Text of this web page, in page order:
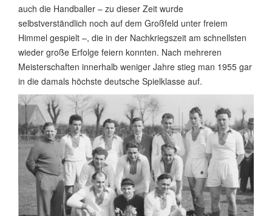
auch die Handballer – zu dieser Zeit wurde
selbstverständlich noch auf dem Großfeld unter freiem
Himmel gespielt –, die in der Nachkriegszeit am schnellsten
wieder große Erfolge feiern konnten. Nach mehreren
Meisterschaften innerhalb weniger Jahre stieg man 1955 gar
in die damals höchste deutsche Spielklasse auf.